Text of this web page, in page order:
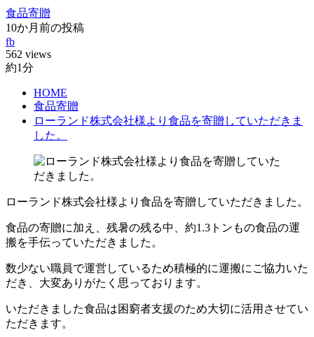
食品寄贈
10か月前の投稿
fb
562 views
約1分
HOME
食品寄贈
ローランド株式会社様より食品を寄贈していただきま
した。
ローランド株式会社様より食品を寄贈していただきました。
食品の寄贈に加え、残暑の残る中、約1.3トンもの食品の運
搬を手伝っていただきました。
数少ない職員で運営しているため積極的に運搬にご協力いた
だき、大変ありがたく思っております。
いただきました食品は困窮者支援のため大切に活用させてい
ただきます。